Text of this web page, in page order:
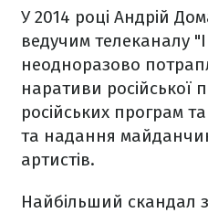
У 2014 році Андрій
ведучим телеканалу
неодноразово
наративи російської
російських програм
та надання
артистів.
Найбільший скандал